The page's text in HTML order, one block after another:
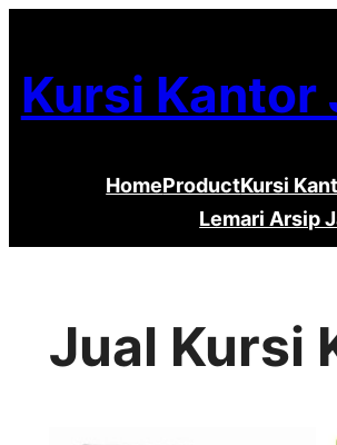
ke
konten
Kursi Kantor
HomeProductKursi
Lemari Arsip
Jual Kursi